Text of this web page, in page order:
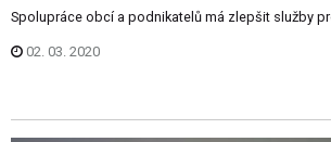
Spolupráce obcí a podnikatelů má zlepšit služby
02. 03. 2020